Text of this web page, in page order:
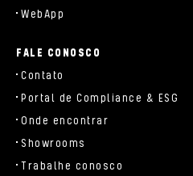
WebApp
FALE CONOSCO
Contato
Portal de Compliance & ESG
Onde encontrar
Showrooms
Trabalhe conosco